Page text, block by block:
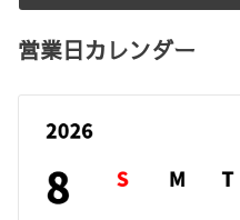
営業日カレンダー